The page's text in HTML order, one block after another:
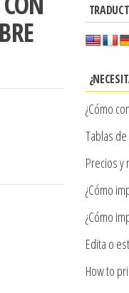
¿Cómo
Tablas
Precios y
¿Cómo
¿Cómo
Edita o
How to